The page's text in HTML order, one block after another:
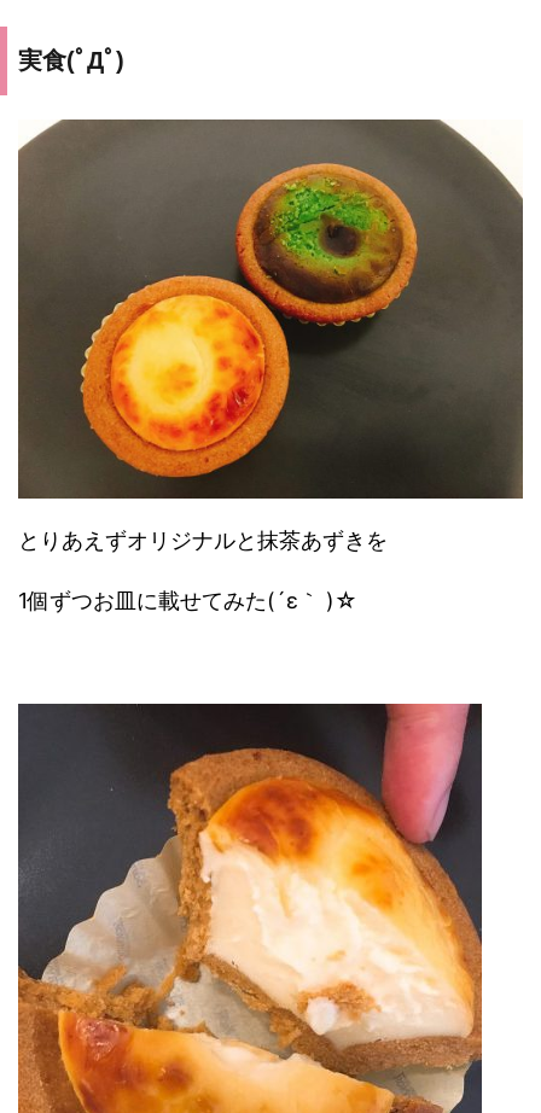
実食(ﾟДﾟ)
とりあえずオリジナルと抹茶あずきを
1個ずつお皿に載せてみた(´ε｀ )☆